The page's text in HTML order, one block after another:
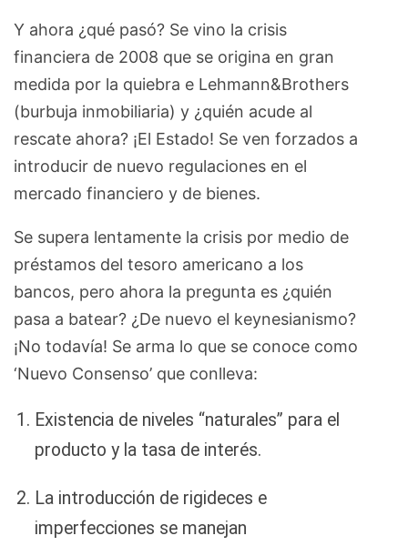
Y ahora ¿qué pasó? Se vino la crisis
financiera de 2008 que se origina en gran
medida por la quiebra e Lehmann&Brothers
(burbuja inmobiliaria) y ¿quién acude al
rescate ahora? ¡El Estado! Se ven forzados a
introducir de nuevo regulaciones en el
mercado financiero y de bienes.
Se supera lentamente la crisis por medio de
préstamos del tesoro americano a los
bancos, pero ahora la pregunta es ¿quién
pasa a batear? ¿De nuevo el keynesianismo?
¡No todavía! Se arma lo que se conoce como
‘Nuevo Consenso’ que conlleva:
Existencia de niveles “naturales” para el
producto y la tasa de interés.
La introducción de rigideces e
imperfecciones se manejan